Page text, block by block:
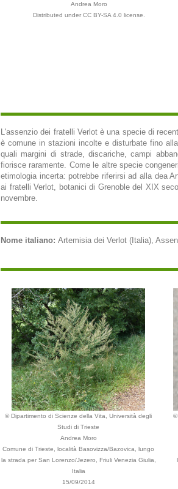
Andrea Moro
Distributed under CC BY-SA 4.0 license.
L'assenzio dei fratelli Verlot è una specie di
è comune in stazioni incolte e disturbate fino
quali margini di strade, discariche, campi
fiorisce raramente. Come le altre specie
etimologia incerta: potrebbe riferirsi ad alla dea
ai fratelli Verlot, botanici di Grenoble del XIX
novembre.
Nome italiano: Artemisia dei Verlot (Italia),
© Dipartimento di Scienze della Vita, Università degli
Studi di Trieste
Andrea Moro
Comune di Trieste, località Basovizza/Bazovica, lungo
la strada per San Lorenzo/Jezero, Friuli Venezia Giulia,
Italia
15/09/2014
©